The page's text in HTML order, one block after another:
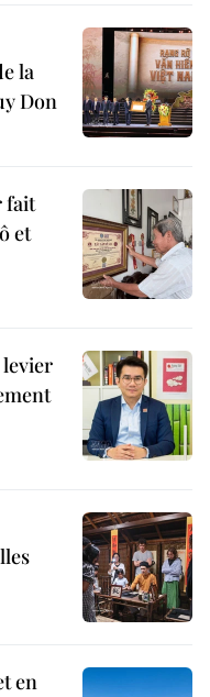
la
Don
fait
et
en